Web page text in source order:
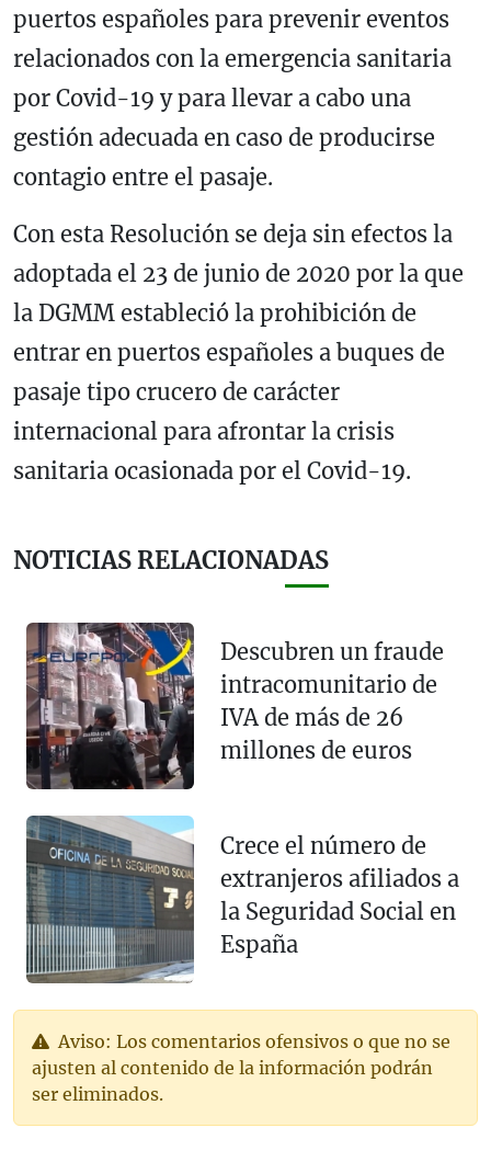
puertos españoles para prevenir eventos
relacionados con la emergencia sanitaria
por Covid-19 y para llevar a cabo una
gestión adecuada en caso de producirse
contagio entre el pasaje.
Con esta Resolución se deja sin efectos la
adoptada el 23 de junio de 2020 por la que
la DGMM estableció la prohibición de
entrar en puertos españoles a buques de
pasaje tipo crucero de carácter
internacional para afrontar la crisis
sanitaria ocasionada por el Covid-19.
NOTICIAS RELACIONADAS
Descubren un fraude
intracomunitario de
IVA de más de 26
millones de euros
Crece el número de
extranjeros afiliados a
la Seguridad Social en
España
Aviso: Los comentarios ofensivos o que no se
ajusten al contenido de la información podrán
ser eliminados.